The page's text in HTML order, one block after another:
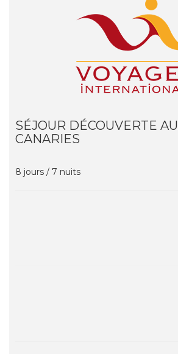
SÉJOUR DÉCOUVERTE
CANARIES
8 jours / 7 nuits